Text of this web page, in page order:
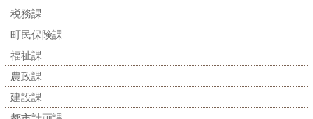
税務課
町民保険課
福祉課
農政課
建設課